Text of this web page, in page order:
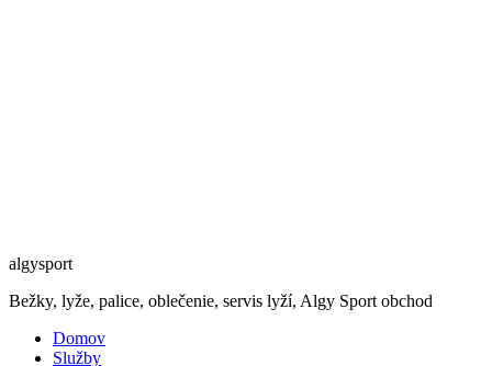
algysport
Bežky, lyže, palice, oblečenie, servis lyží, Algy Sport obchod
Domov
Služby